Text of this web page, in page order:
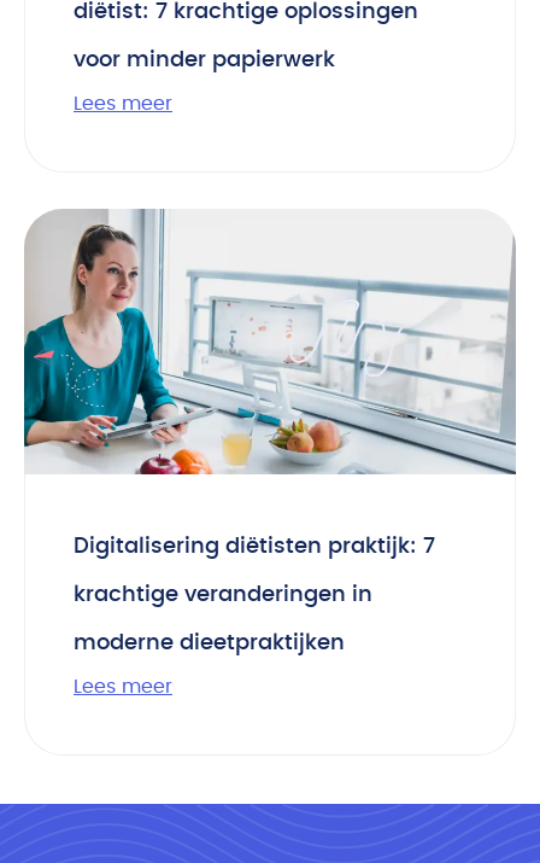
diëtist: 7 krachtige oplossingen
voor minder papierwerk
Lees meer
Digitalisering diëtisten praktijk: 7
krachtige veranderingen in
moderne dieetpraktijken
Lees meer